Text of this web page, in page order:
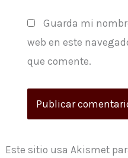
Guarda mi
web en este
que comente.
Este sitio usa Akismet